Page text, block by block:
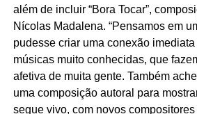
além de incluir “Bora Tocar”,
Nícolas Madalena. “Pensamos em
pudesse criar uma conexão
músicas muito conhecidas, que
afetiva de muita gente. Também
uma composição autoral para
segue vivo, com novos